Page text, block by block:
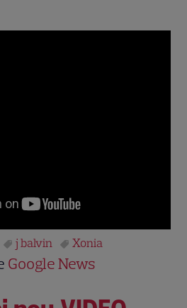
j balvin Xonia
Google News